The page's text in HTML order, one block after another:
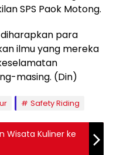
SPS Paok Motong.
para
ilmu yang mereka
masing. (Din)
Safety Riding
Wisata Kuliner ke